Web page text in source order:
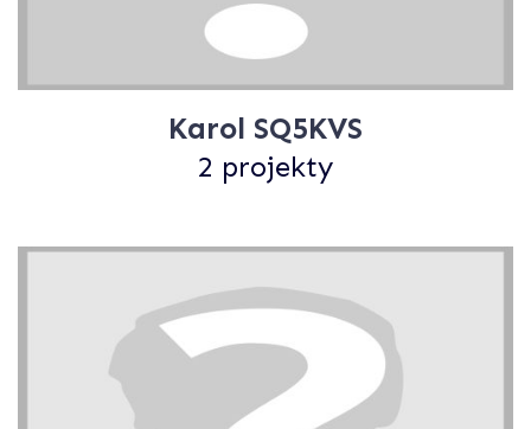
Karol SQ5KVS
2 projekty